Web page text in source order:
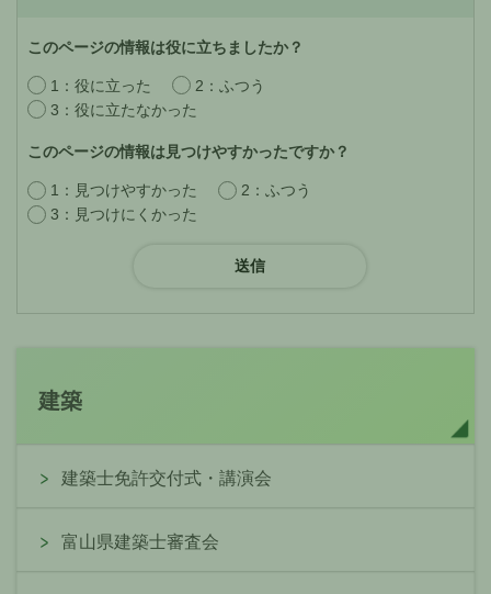
このページの情報は役に立ちましたか？
1：役に立った
2：ふつう
3：役に立たなかった
このページの情報は見つけやすかったですか？
1：見つけやすかった
2：ふつう
3：見つけにくかった
建築
建築士免許交付式・講演会
富山県建築士審査会